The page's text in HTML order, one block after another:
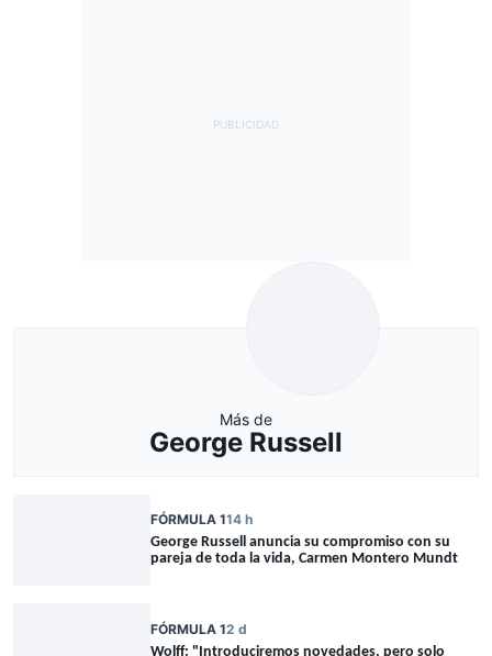
Más de
George Russell
FÓRMULA 114 h
George Russell anuncia su compromiso con su
pareja de toda la vida, Carmen Montero Mundt
FÓRMULA 12 d
Wolff: "Introduciremos novedades, pero solo